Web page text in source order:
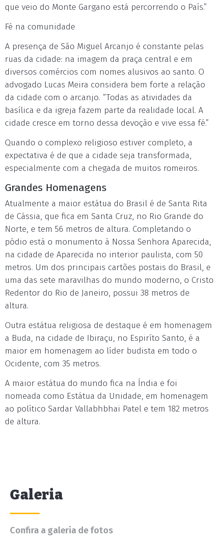
que veio do Monte Gargano está percorrendo o País.”
Fé na comunidade
A presença de São Miguel Arcanjo é constante pelas
ruas da cidade: na imagem da praça central e em
diversos comércios com nomes alusivos ao santo. O
advogado Lucas Meira considera bem forte a relação
da cidade com o arcanjo. “Todas as atividades da
basílica e da igreja fazem parte da realidade local. A
cidade cresce em torno dessa devoção e vive essa fé.”
Quando o complexo religioso estiver completo, a
expectativa é de que a cidade seja transformada,
especialmente com a chegada de muitos romeiros.
Grandes Homenagens
Atualmente a maior estátua do Brasil é de Santa Rita
de Cássia, que fica em Santa Cruz, no Rio Grande do
Norte, e tem 56 metros de altura. Completando o
pódio está o monumento à Nossa Senhora Aparecida,
na cidade de Aparecida no interior paulista, com 50
metros. Um dos principais cartões postais do Brasil, e
uma das sete maravilhas do mundo moderno, o Cristo
Redentor do Rio de Janeiro, possui 38 metros de
altura.
Outra estátua religiosa de destaque é em homenagem
a Buda, na cidade de Ibiraçu, no Espiríto Santo, é a
maior em homenagem ao líder budista em todo o
Ocidente, com 35 metros.
A maior estátua do mundo fica na Índia e foi
nomeada como Estátua da Unidade, em homenagem
ao político Sardar Vallabhbhai Patel e tem 182 metros
de altura.
Galeria
Confira a galeria de fotos